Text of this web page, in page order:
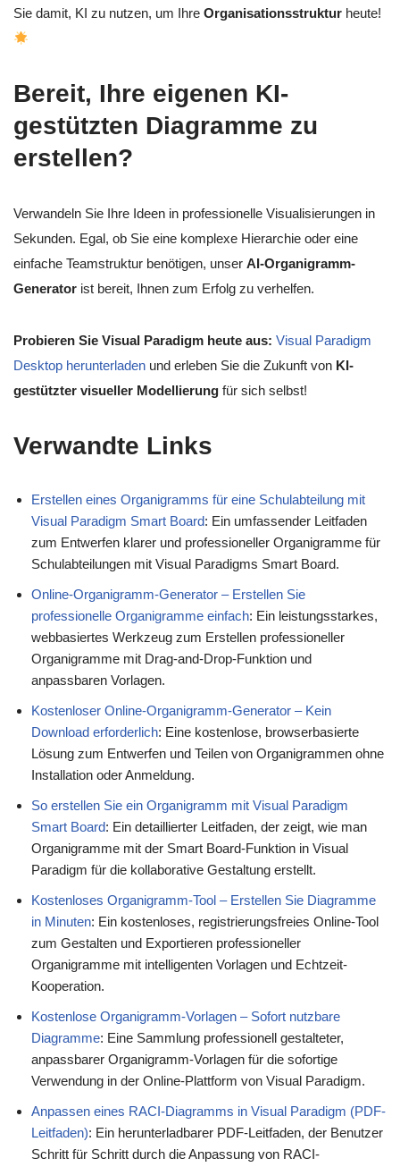
Sie damit, KI zu nutzen, um Ihre Organisationsstruktur heute!
Bereit, Ihre eigenen KI-
gestützten Diagramme zu
erstellen?
Verwandeln Sie Ihre Ideen in professionelle Visualisierungen in
Sekunden. Egal, ob Sie eine komplexe Hierarchie oder eine
einfache Teamstruktur benötigen, unser AI-Organigramm-
Generator ist bereit, Ihnen zum Erfolg zu verhelfen.
Probieren Sie Visual Paradigm heute aus: Visual Paradigm
Desktop herunterladen und erleben Sie die Zukunft von KI-
gestützter visueller Modellierung für sich selbst!
Verwandte Links
Erstellen eines Organigramms für eine Schulabteilung mit
Visual Paradigm Smart Board: Ein umfassender Leitfaden
zum Entwerfen klarer und professioneller Organigramme für
Schulabteilungen mit Visual Paradigms Smart Board.
Online-Organigramm-Generator – Erstellen Sie
professionelle Organigramme einfach: Ein leistungsstarkes,
webbasiertes Werkzeug zum Erstellen professioneller
Organigramme mit Drag-and-Drop-Funktion und
anpassbaren Vorlagen.
Kostenloser Online-Organigramm-Generator – Kein
Download erforderlich: Eine kostenlose, browserbasierte
Lösung zum Entwerfen und Teilen von Organigrammen ohne
Installation oder Anmeldung.
So erstellen Sie ein Organigramm mit Visual Paradigm
Smart Board: Ein detaillierter Leitfaden, der zeigt, wie man
Organigramme mit der Smart Board-Funktion in Visual
Paradigm für die kollaborative Gestaltung erstellt.
Kostenloses Organigramm-Tool – Erstellen Sie Diagramme
in Minuten: Ein kostenloses, registrierungsfreies Online-Tool
zum Gestalten und Exportieren professioneller
Organigramme mit intelligenten Vorlagen und Echtzeit-
Kooperation.
Kostenlose Organigramm-Vorlagen – Sofort nutzbare
Diagramme: Eine Sammlung professionell gestalteter,
anpassbarer Organigramm-Vorlagen für die sofortige
Verwendung in der Online-Plattform von Visual Paradigm.
Anpassen eines RACI-Diagramms in Visual Paradigm (PDF-
Leitfaden): Ein herunterladbarer PDF-Leitfaden, der Benutzer
Schritt für Schritt durch die Anpassung von RACI-